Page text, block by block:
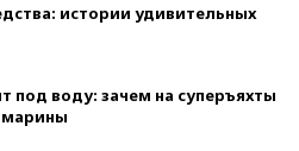
истории удивительных
под воду: зачем на суперъяхты